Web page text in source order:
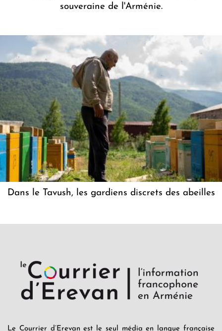
souveraine de l'Arménie.
Dans le Tavush, les gardiens discrets des abeilles
Le Courrier d’Erevan est le seul média en langue française